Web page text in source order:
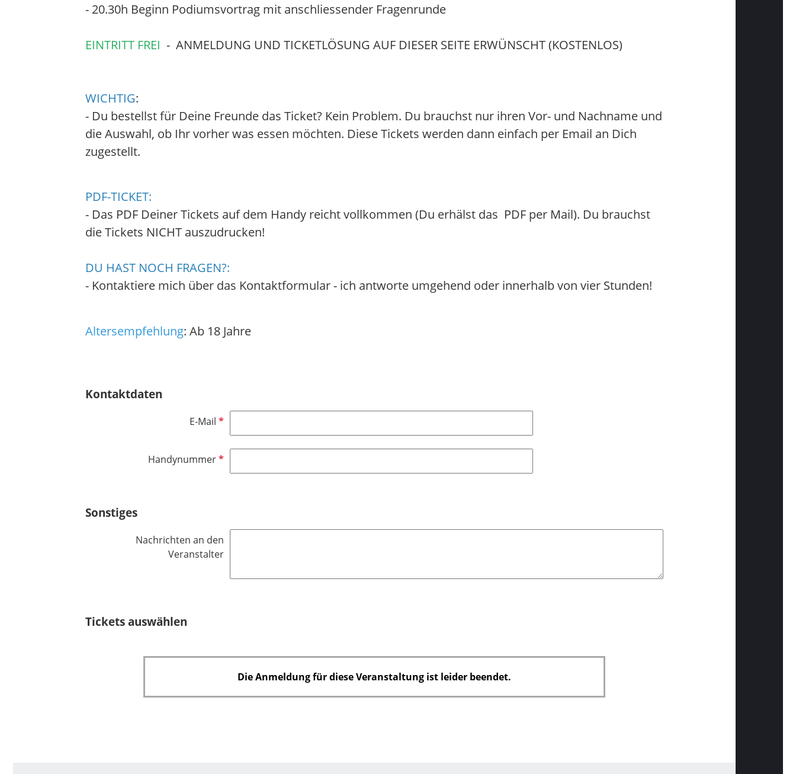
- 20.30h Beginn Podiumsvortrag mit anschliessender Fragenrunde
EINTRITT FREI - ANMELDUNG UND TICKETLÖSUNG AUF DIESER SEITE ERWÜNSCHT (KOSTENLOS)
WICHTIG:
- Du bestellst für Deine Freunde das Ticket? Kein Problem. Du brauchst nur ihren Vor- und Nachname und
die Auswahl, ob Ihr vorher was essen möchten. Diese Tickets werden dann einfach per Email an Dich
zugestellt.
PDF-TICKET:
- Das PDF Deiner Tickets auf dem Handy reicht vollkommen (Du erhälst das PDF per Mail). Du brauchst
die Tickets NICHT auszudrucken!
DU HAST NOCH FRAGEN?:
- Kontaktiere mich über das Kontaktformular - ich antworte umgehend oder innerhalb von vier Stunden!
Altersempfehlung: Ab 18 Jahre
Kontaktdaten
E-Mail P
HandynummerP
t
f
Sonstiges
Nachrichten an den
Veranstalter
Tickets auswählen
Die Anmeldung für diese Veranstaltung ist leider beendet.